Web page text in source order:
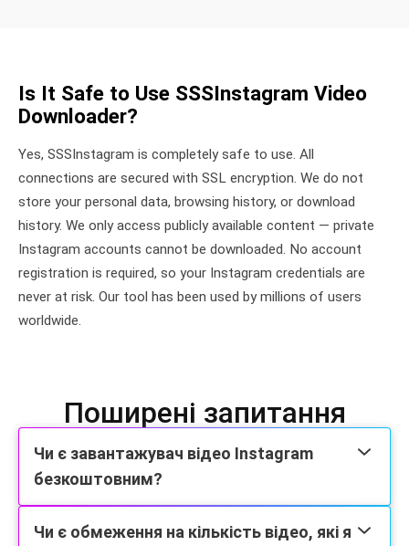
Is It Safe to Use SSSInstagram Video
Downloader?
Yes, SSSInstagram is completely safe to use. All
connections are secured with SSL encryption. We do not
store your personal data, browsing history, or download
history. We only access publicly available content — private
Instagram accounts cannot be downloaded. No account
registration is required, so your Instagram credentials are
never at risk. Our tool has been used by millions of users
worldwide.
Поширені запитання
Чи є завантажувач відео Instagram
безкоштовним?
Чи є обмеження на кількість відео, які я